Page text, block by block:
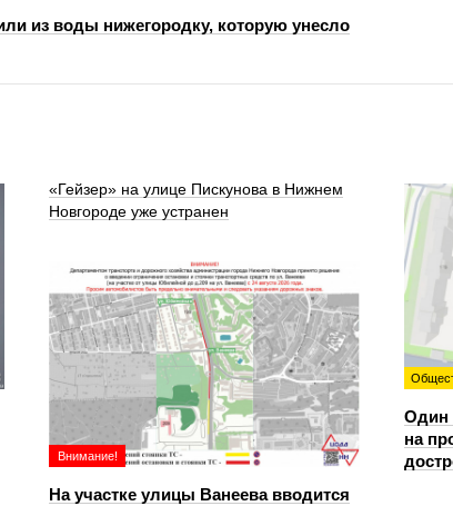
из воды нижегородку, которую унесло
«Гейзер» на улице Пискунова в Нижнем
Новгороде уже устранен
Один
на
Внимание!
На участке улицы Ванеева вводится